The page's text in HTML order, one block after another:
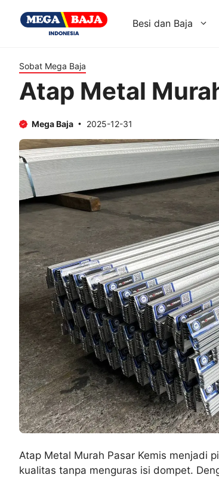
Besi dan Baja
Sobat Mega Baja
Atap Metal
Mega Baja 2025-12-31
Atap Metal Murah Pasar Kemis menjadi
kualitas tanpa menguras isi dompet.